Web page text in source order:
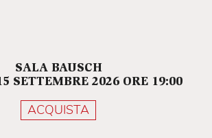
SALA BAUSCH
SETTEMBRE 2026 ORE 19:00
ACQUISTA